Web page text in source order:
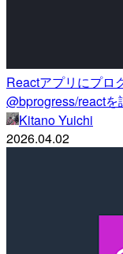
Reactアプリにプロ
@bprogress/reactを
Kitano Yuichi
2026.04.02